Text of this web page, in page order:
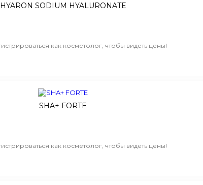
HYARON SODIUM HYALURONATE
как косметолог, чтобы видеть цены!
SHA+ FORTE
как косметолог, чтобы видеть цены!